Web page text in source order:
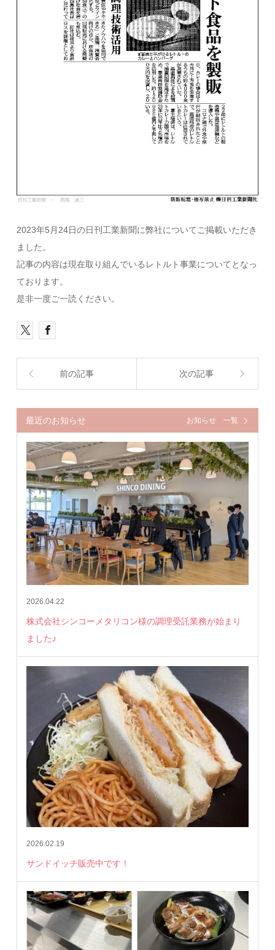
2023年5月24日の日刊工業新聞に弊社についてご掲載いただき
ました。
記事の内容は現在取り組んでいるレトルト事業についてとなっ
ております。
是非一度ご一読ください。
前の記事 次の記事
最近のお知らせ お知らせ 一覧
2026.04.22
株式会社シンコーメタリコン様の調理受託業務が始まり
ました♪
2026.02.19
サンドイッチ販売中です！